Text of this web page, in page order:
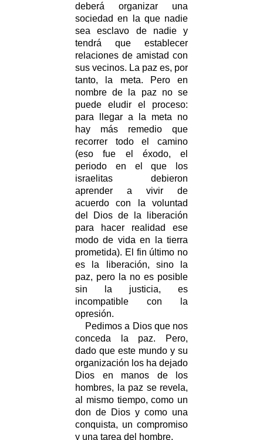
deberá organizar una
sociedad en la que nadie
sea esclavo de nadie y
tendrá que establecer
relaciones de amistad con
sus vecinos. La paz es, por
tanto, la meta. Pero en
nombre de la paz no se
puede eludir el proceso:
para llegar a la meta no
hay más remedio que
recorrer todo el camino
(eso fue el éxodo, el
periodo en el que los
israelitas debieron
aprender a vivir de
acuerdo con la voluntad
del Dios de la liberación
para hacer realidad ese
modo de vida en la tierra
prometida). El fin último no
es la liberación, sino la
paz, pero la no es posible
sin la justicia, es
incompatible con la
opresión.
Pedimos a Dios que nos
conceda la paz. Pero,
dado que este mundo y su
organización los ha dejado
Dios en manos de los
hombres, la paz se revela,
al mismo tiempo, como un
don de Dios y como una
conquista, un compromiso
y una tarea del hombre.